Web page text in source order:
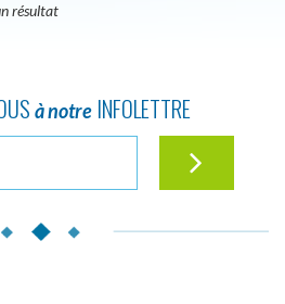
résultat
à notreINFOLETTRE